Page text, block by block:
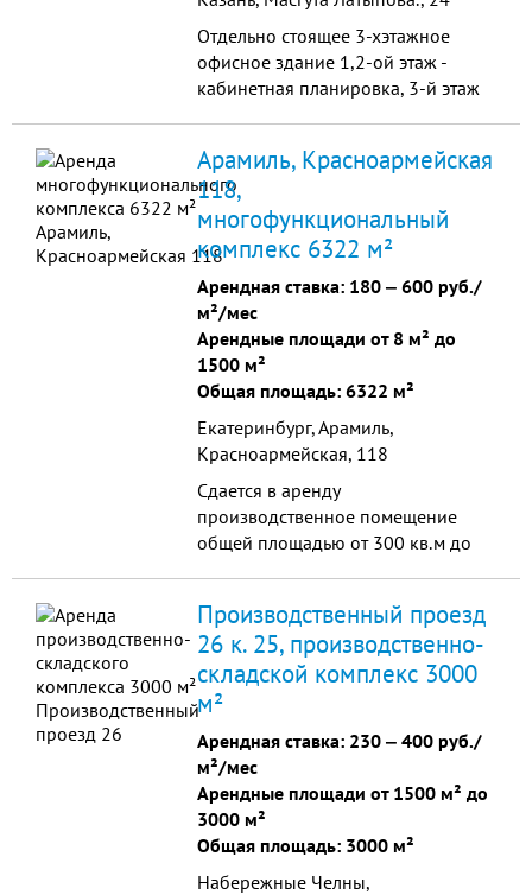
Отдельно стоящее 3-хэтажное
офисное здание 1,2-ой этаж -
кабинетная планировка, 3-й этаж
помещения, комната приема пищи,
сауна с бассейном, теплый гараж,
ухоженный двор с декоративными
насаждениями и беседкой для
кв.м. в с...
Арамиль, Красноармейская
118,
многофункциональный
комплекс 6322 м²
Арендная ставка: 180 ‒ 600 руб./
м²/мес
Арендные площади от 8 м² до
1500 м²
Общая площадь: 6322 м²
Екатеринбург, Арамиль,
Красноармейская, 118
Сдается в аренду
производственное помещение
общей площадью от 300 кв.м до
5 тонн, имеет централизованное
отопление, бытовые помещения,
душевые. Входная группа
адаптирована под въезд/выезд
круглосуточной охраной. ...
Производственный проезд
26 к. 25, производственно-
складской комплекс 3000
м²
Арендная ставка: 230 ‒ 400 руб./
м²/мес
Арендные площади от 1500 м² до
3000 м²
Общая площадь: 3000 м²
Набережные Челны,